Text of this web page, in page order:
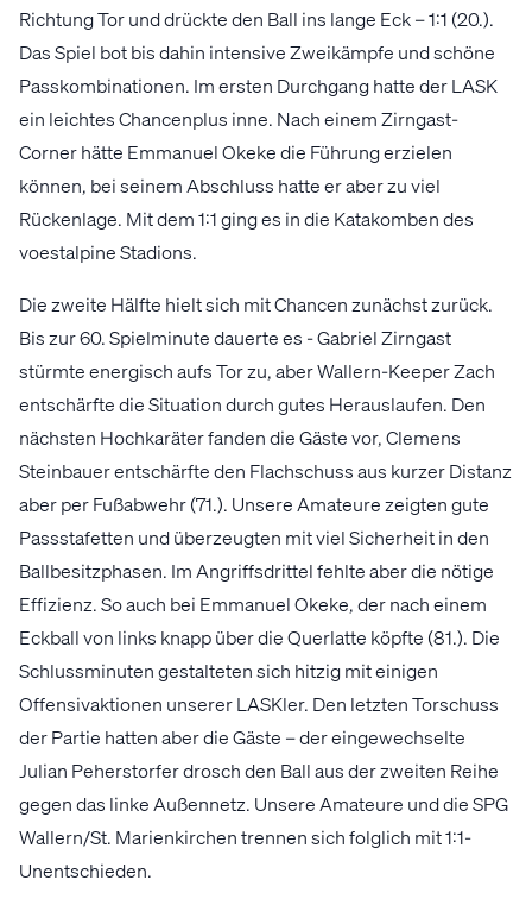
Richtung Tor und drückte den Ball ins lange Eck – 1:1 (20.).
Das Spiel bot bis dahin intensive Zweikämpfe und schöne
Passkombinationen. Im ersten Durchgang hatte der LASK
ein leichtes Chancenplus inne. Nach einem Zirngast-
Corner hätte Emmanuel Okeke die Führung erzielen
können, bei seinem Abschluss hatte er aber zu viel
Rückenlage. Mit dem 1:1 ging es in die Katakomben des
voestalpine Stadions.
Die zweite Hälfte hielt sich mit Chancen zunächst zurück.
Bis zur 60. Spielminute dauerte es - Gabriel Zirngast
stürmte energisch aufs Tor zu, aber Wallern-Keeper Zach
entschärfte die Situation durch gutes Herauslaufen. Den
nächsten Hochkaräter fanden die Gäste vor, Clemens
Steinbauer entschärfte den Flachschuss aus kurzer Distanz
aber per Fußabwehr (71.). Unsere Amateure zeigten gute
Passstafetten und überzeugten mit viel Sicherheit in den
Ballbesitzphasen. Im Angriffsdrittel fehlte aber die nötige
Effizienz. So auch bei Emmanuel Okeke, der nach einem
Eckball von links knapp über die Querlatte köpfte (81.). Die
Schlussminuten gestalteten sich hitzig mit einigen
Offensivaktionen unserer LASKler. Den letzten Torschuss
der Partie hatten aber die Gäste – der eingewechselte
Julian Peherstorfer drosch den Ball aus der zweiten Reihe
gegen das linke Außennetz. Unsere Amateure und die SPG
Wallern/St. Marienkirchen trennen sich folglich mit 1:1-
Unentschieden.